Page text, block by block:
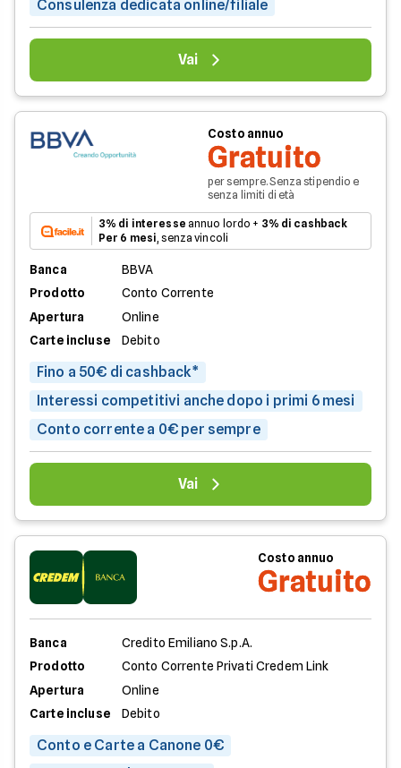
Consulenza dedicata online/filiale
Vai
Costo annuo
Gratuito
per sempre. Senza stipendio e
senza limiti di età
3% di interesse annuo lordo + 3% di cashback
Per 6 mesi, senza vincoli
Banca
BBVA
Prodotto
Conto Corrente
Apertura
Online
Carte incluse
Debito
Fino a 50€ di cashback*
Interessi competitivi anche dopo i primi 6 mesi
Conto corrente a 0€ per sempre
Vai
Costo annuo
Gratuito
Banca
Credito Emiliano S.p.A.
Prodotto
Conto Corrente Privati Credem Link
Apertura
Online
Carte incluse
Debito
Conto e Carte a Canone 0€